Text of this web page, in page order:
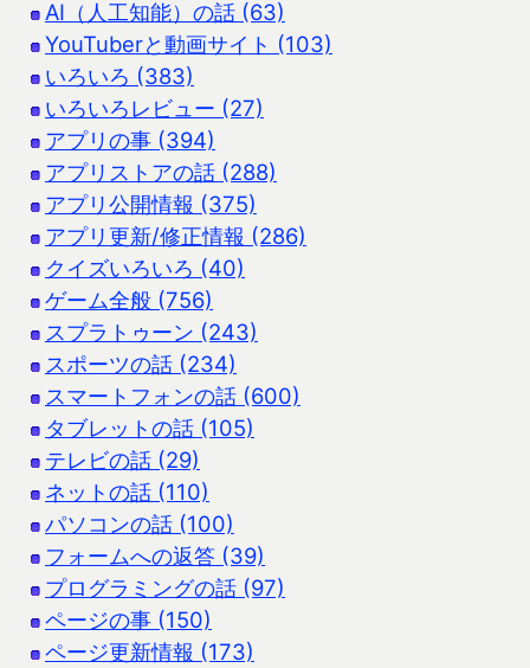
AI（人工知能）の話 (63)
YouTuberと動画サイト (103)
いろいろ (383)
いろいろレビュー (27)
アプリの事 (394)
アプリストアの話 (288)
アプリ公開情報 (375)
アプリ更新/修正情報 (286)
クイズいろいろ (40)
ゲーム全般 (756)
スプラトゥーン (243)
スポーツの話 (234)
スマートフォンの話 (600)
タブレットの話 (105)
テレビの話 (29)
ネットの話 (110)
パソコンの話 (100)
フォームへの返答 (39)
プログラミングの話 (97)
ページの事 (150)
ページ更新情報 (173)